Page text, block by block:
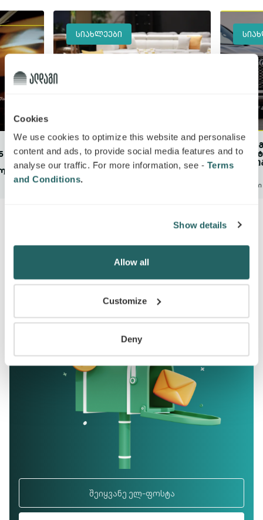
Cookies
We use cookies to optimize this website and personalise
content and ads, to provide social media features and to
analyse our traffic. For more information, see - Terms
and Conditions.
Show details
Allow all
Customize
Deny
ᲡᲘᲐᲮᲚᲔᲔᲑᲘ
ᲐᲚᲓᲐᲒᲛᲐ ᲐᲕᲔᲯᲘᲡ ᲛᲐᲦᲐᲖᲘᲐ
ᲙᲝᲛᲤᲝᲠᲢᲔᲠᲡ ᲮᲐᲜᲫᲠᲘᲡᲒᲐᲜ
ᲛᲘᲧᲔᲜᲔᲑᲣᲚᲘ ᲖᲘᲐᲜᲘ ᲡᲠᲣᲚᲐᲓ
ᲐᲣᲜᲐᲖᲦᲐᲣᲠᲐ
30 ივნისი 2026 19 ივნისი
ᲒᲐᲛᲝᲘᲬᲔᲠᲔᲗ ᲡᲘᲐᲮᲚᲔᲔᲑᲘ